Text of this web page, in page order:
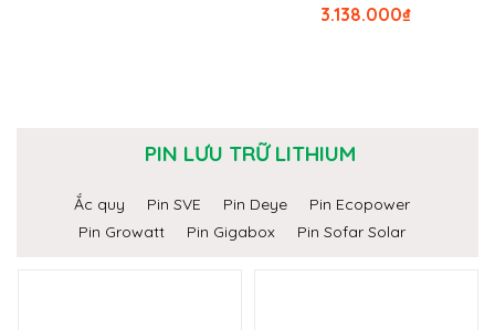
₫
3.138.000
PIN LƯU TRỮ LITHIUM
Ắc quy Pin SVE Pin Deye
Pin Ecopower
Pin Growatt
Pin Gigabox Pin Sofar Solar